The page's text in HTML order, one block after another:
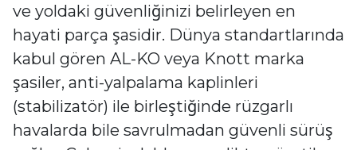
ve yoldaki güvenliğinizi belirleyen en
hayati parça şasidir. Dünya standartlarında
kabul gören AL-KO veya Knott marka
şasiler, anti-yalpalama kaplinleri
(stabilizatör) ile birleştiğinde rüzgarlı
havalarda bile savrulmadan güvenli sürüş